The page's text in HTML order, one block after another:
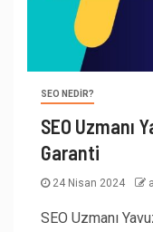
SEO NEDIR?
SEO Uzmanı
Garanti
24 Nisan 2024
SEO Uzmanı